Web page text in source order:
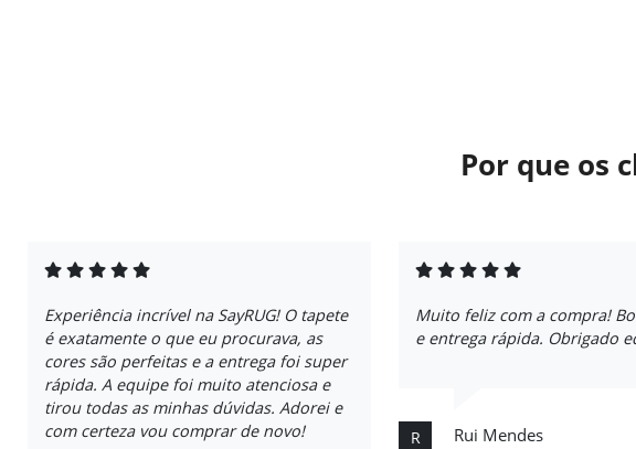
Por que os
Experiência incrível na SayRUG! O tapete
é exatamente o que eu procurava, as
cores são perfeitas e a entrega foi super
rápida. A equipe foi muito atenciosa e
tirou todas as minhas dúvidas. Adorei e
com certeza vou comprar de novo!
Muito feliz com a compra!
e entrega rápida. Obrigado
R Rui Mendes